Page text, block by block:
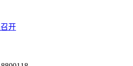
开